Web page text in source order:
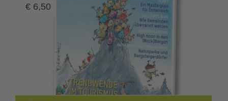
€ 6,50